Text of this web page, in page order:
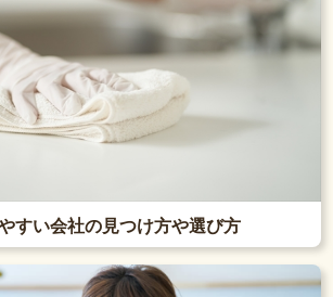
すい会社の見つけ方や選び方